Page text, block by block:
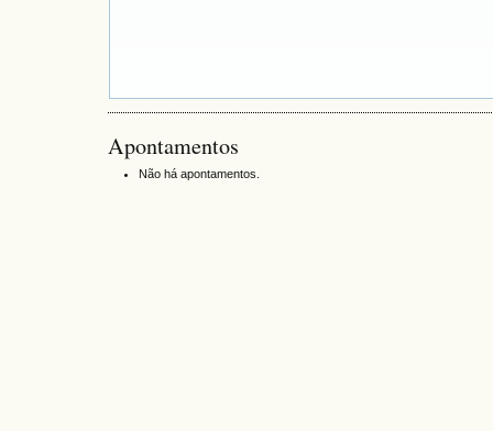
Apontamentos
Não há apontamentos.